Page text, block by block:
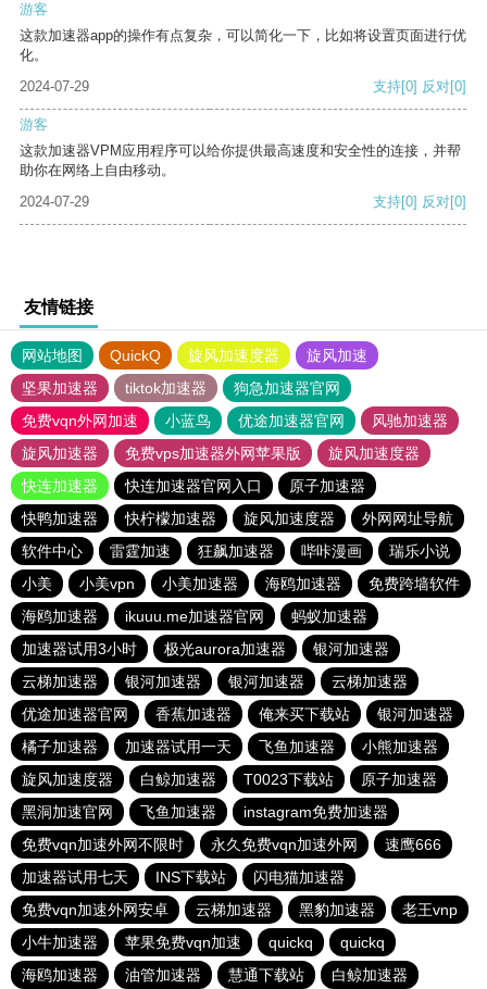
游客
这款加速器app的操作有点复杂，可以简化一下，比如将设置页面进行优
化。
2024-07-29
支持[0] 反对[0]
游客
这款加速器VPM应用程序可以给你提供最高速度和安全性的连接，并帮
助你在网络上自由移动。
2024-07-29
支持[0] 反对[0]
友情链接
网站地图 QuickQ 旋风加速度器
旋风加速
坚果加速器
tiktok加速器
狗急加速器官网
免费vqn外网加速
小蓝鸟 优途加速器官网
风驰加速器
旋风加速器
免费vps加速器外网苹果版
旋风加速度器
快连加速器
快连加速器官网入口
原子加速器
快鸭加速器
快柠檬加速器 旋风加速度器
外网网址导航
软件中心
雷霆加速 狂飙加速器 哔咔漫画
瑞乐小说
小美
小美vpn 小美加速器 海鸥加速器
免费跨墙软件
海鸥加速器
ikuuu.me加速器官网
蚂蚁加速器
加速器试用3小时
极光aurora加速器
银河加速器
云梯加速器
银河加速器 银河加速器
云梯加速器
优途加速器官网
香蕉加速器 俺来买下载站
银河加速器
橘子加速器
加速器试用一天 飞鱼加速器
小熊加速器
旋风加速度器
白鲸加速器 T0023下载站
原子加速器
黑洞加速官网
飞鱼加速器
instagram免费加速器
免费vqn加速外网不限时
永久免费vqn加速外网
速鹰666
加速器试用七天
INS下载站
闪电猫加速器
免费vqn加速外网安卓
云梯加速器 黑豹加速器
老王vnp
小牛加速器
苹果免费vqn加速 quickq
quickq
海鸥加速器
油管加速器 慧通下载站 白鲸加速器